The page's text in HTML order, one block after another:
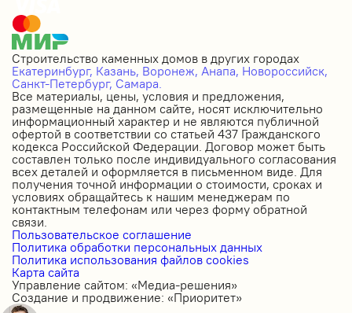
Строительство каменных домов в других городах
Екатеринбург, Казань, Воронеж, Анапа, Новороссийск,
Санкт-Петербург, Самара.
Все материалы, цены, условия и предложения,
размещенные на данном сайте, носят исключительно
информационный характер и не являются публичной
офертой в соответствии со статьей 437 Гражданского
кодекса Российской Федерации. Договор может быть
составлен только после индивидуального согласования
всех деталей и оформляется в письменном виде. Для
получения точной информации о стоимости, сроках и
условиях обращайтесь к нашим менеджерам по
контактным телефонам или через форму обратной
связи.
Пользовательское соглашение
Политика обработки персональных данных
Политика использования файлов cookies
Карта сайта
Управление сайтом: «Медиа-решения»
Создание и продвижение: «Приоритет»